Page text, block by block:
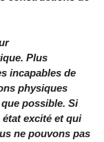
Plus
incapables de
physiques
possible. Si
excité et qui
ne pouvons pas